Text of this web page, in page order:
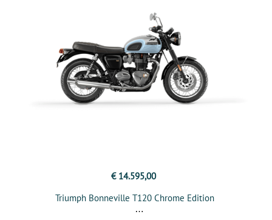
€ 14.595,00
Triumph Bonneville T120 Chrome Edition